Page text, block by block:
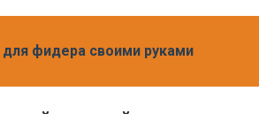
фидера своими руками